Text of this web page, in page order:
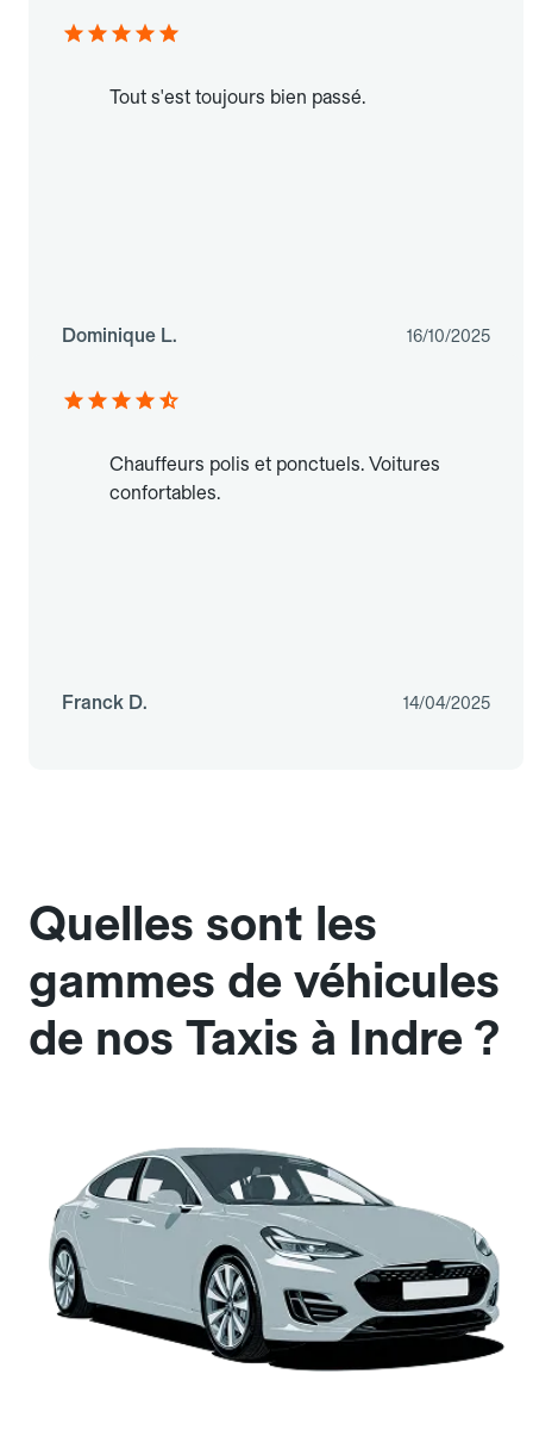
Tout s'est toujours bien passé.
Dominique L. 16/10/2025
Chauffeurs polis et ponctuels. Voitures
confortables.
Franck D. 14/04/2025
Quelles sont les
gammes de véhicules
de nos Taxis à Indre ?